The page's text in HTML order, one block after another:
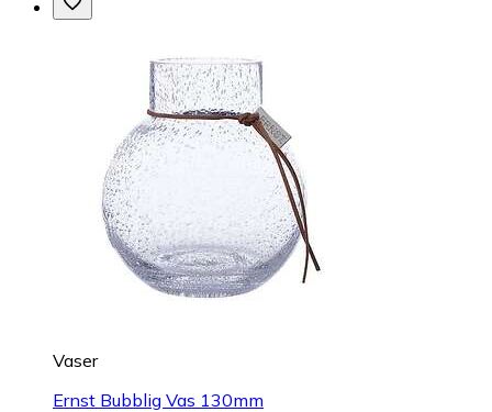
Vaser
Ernst Bubblig Vas 130mm